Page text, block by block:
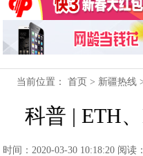
当前位置：首页 > 新疆热线
科普 | ETH
时间：2020-03-30 10:18:20 阅读